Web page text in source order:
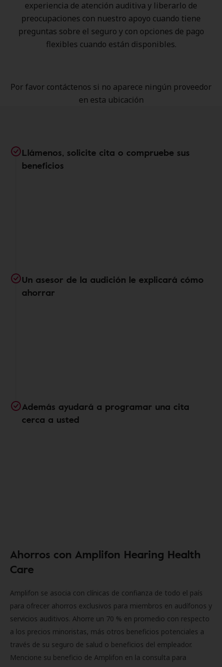
experiencia de atención auditiva y liberarlo de
preocupaciones con nuestro apoyo cuando tiene
preguntas sobre el seguro y con opciones de pago
flexibles cuando están disponibles.
Por favor contáctenos si no aparece ningún proveedor
en esta ubicación
Llámenos, solicite cita o compruebe sus
beneficios
Un asesor de la audición le explicará cómo
ahorrar
Además ayudará a programar una cita
cerca a usted
Ahorros con Amplifon Hearing Health
Care
Amplifon se asocia con clínicas de confianza de todo el país
para ofrecer ahorros exclusivos para miembros en audífonos y
servicios auditivos. Ahorre un 70 % en promedio con respecto
a los precios minoristas, más otros beneficios potenciales a
través de su seguro de salud o beneficios del empleador.
Mencione su beneficio de Amplifon en la consulta para